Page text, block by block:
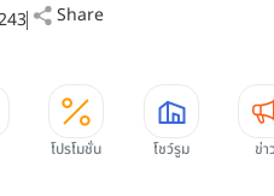
Share
โปรโมชั่น โชว์รูม ข่า